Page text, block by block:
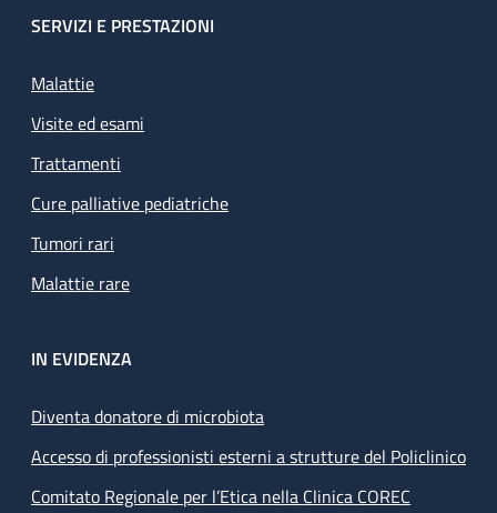
SERVIZI E PRESTAZIONI
Malattie
Visite ed esami
Trattamenti
Cure palliative pediatriche
Tumori rari
Malattie rare
IN EVIDENZA
Diventa donatore di microbiota
Accesso di professionisti esterni a strutture del Policlinico
Comitato Regionale per l’Etica nella Clinica COREC